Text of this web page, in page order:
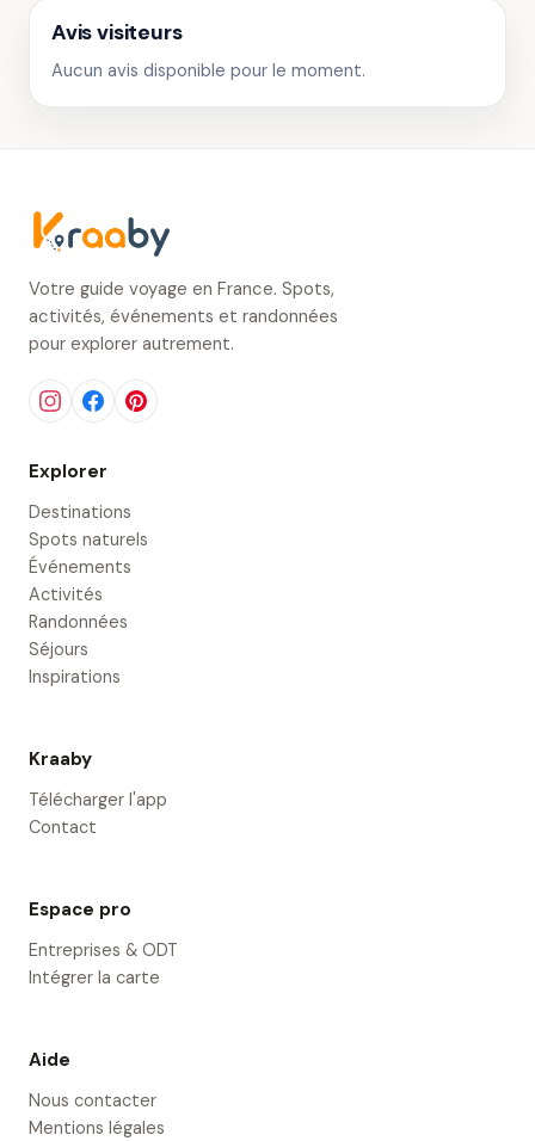
Avis visiteurs
Aucun avis disponible pour le moment.
Votre guide voyage en France. Spots,
activités, événements et randonnées
pour explorer autrement.
Explorer
Destinations
Spots naturels
Événements
Activités
Randonnées
Séjours
Inspirations
Kraaby
Télécharger l'app
Contact
Espace pro
Entreprises & ODT
Intégrer la carte
Aide
Nous contacter
Mentions légales